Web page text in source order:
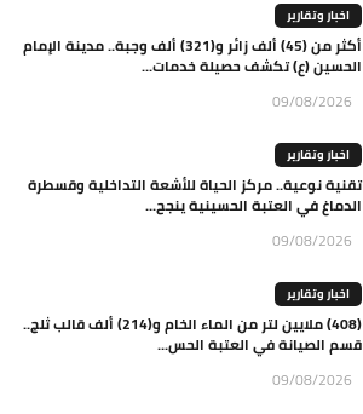
اخبار وتقارير
أكثر من (45) ألف زائر و(321) ألف وجبة.. مدينة الإمام
الحسين (ع) تكشف حصيلة خدمات...
09/08/2026
اخبار وتقارير
تقنية نوعية.. مركز الحياة للأشعة التداخلية وقسطرة
الدماغ في العتبة الحسينية ينجح...
09/08/2026
اخبار وتقارير
(408) ملايين لتر من الماء الخام و(214) ألف قالب ثلج..
قسم الصيانة في العتبة الحس...
09/08/2026